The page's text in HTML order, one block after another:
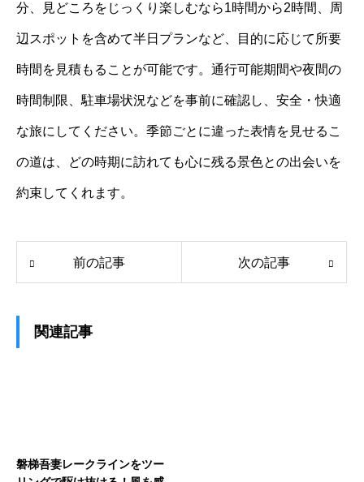
分、見どころをじっくり楽しむなら1時間から2時間、周
辺スポットを含めて半日プランなど、目的に応じて所要
時間を見積もることが可能です。通行可能期間や夜間の
時間制限、駐車場状況などを事前に確認し、安全・快適
な旅にしてください。季節ごとに違った表情を見せるこ
の道は、どの時期に訪れても心に残る景色との出会いを
約束してくれます。
前の記事 次の記事
関連記事
磐梯吾妻レークラインをツー